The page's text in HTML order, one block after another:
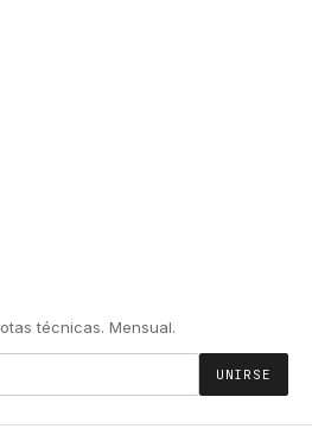
técnicas. Mensual.
UNIRSE